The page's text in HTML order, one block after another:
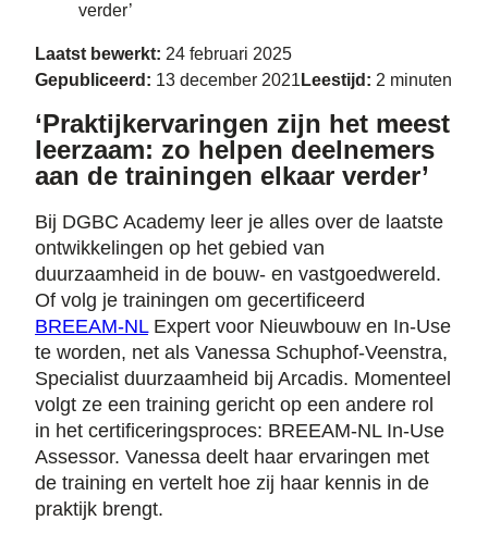
verder’
Laatst bewerkt: 24 februari 2025
Gepubliceerd: 13 december 2021 Leestijd: 2 minuten
‘Praktijkervaringen zijn het meest
leerzaam: zo helpen deelnemers
aan de trainingen elkaar verder’
Bij DGBC Academy leer je alles over de laatste
ontwikkelingen op het gebied van
duurzaamheid in de bouw- en vastgoedwereld.
Of volg je trainingen om gecertificeerd
BREEAM-NLExpert voor Nieuwbouw en In-Use
te worden, net als Vanessa Schuphof-Veenstra,
Specialist duurzaamheid bij Arcadis. Momenteel
volgt ze een training gericht op een andere rol
in het certificeringsproces: BREEAM-NL In-Use
Assessor. Vanessa deelt haar ervaringen met
de training en vertelt hoe zij haar kennis in de
praktijk brengt.